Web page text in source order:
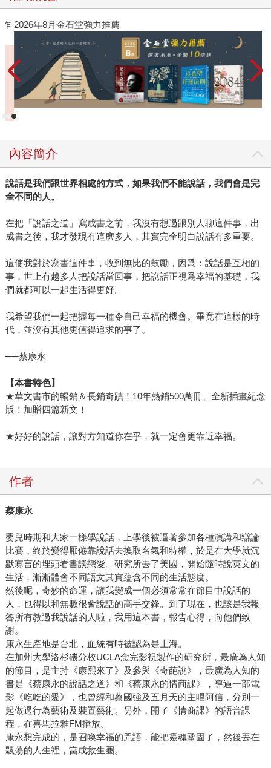
2026年8月金石堂強力推薦
內容簡介
說話是我們跟世界相處的方式，如果我們不能說話，我們會是完
全不同的人。
在把「說話之道」寫成書之前，我沒有想過跟別人聊這件事，出
成書之後，我才發現有這麽多人，其實完全明白說話有多重要。
這使我對於寫書這件事，收到無比的鼓勵，因爲：說話是互相的
事，世上有越多人把說話當回事，把說話正視爲幸福的基礎，我
們就都可以一起生活得更好。
我希望我們一起把握每一種令自己幸福的機會。畢竟在這樣的時
代，並沒有其他更值得追求的事了。
──蔡康永
【本書特色】
★華文書市的暢銷＆長銷奇蹟！10年熱銷500萬冊、全新插畫紀念
版！加贈四篇新文！
★好好的說話，讓對方知道你在乎，就一定會更靠近幸福。
作者
蔡康永
嬰兒時期和大家一樣學說話，上學後被逼著參加各種演講和辯論
比賽，終於變得厭倦靠說話去換取名氣和特權，於是在大學就沉
默寡言的埋頭看書談戀愛。研究所去了美國，開始隨時說英文的
生活，漸漸體會不同語文其實蘊含不同的生活態度。
然後呢，奇妙的命運，讓我變成一個必須常常在節目中說話的
人，也得以和無數很會說話的高手交鋒。到了現在，也該是我報
答所有教過我說話的人啦，我用這本書，報告心得，向他們致
謝。
康永生產地是台北，血統有時被認為是上海。
在加州大學洛杉磯分校UCLA念完影視製作的研究所，最廣為人知
的節目，是主持《康熙來了》及參與《奇葩說》，最廣為人知的
書是《蔡康永的說話之道》和《蔡康永的情商課》，導過一部電
影《吃吃的愛》，也曾經和蔡國強及五月天的主唱阿信，分別一
起做過行為藝術及裝置藝術。另外，開了《情商課》的語音課
程，在喜馬拉雅FM播放。
康永想完成的，是召喚幸福的咒語，能把靈魂鞏固了，然後丟在
飄蕩的人生裡，當成救生圈。